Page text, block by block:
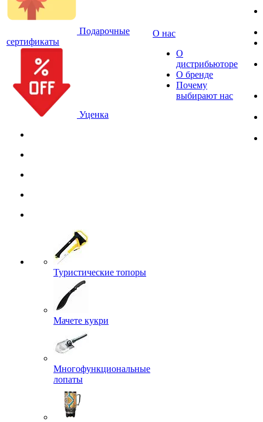
Подарочные
сертификаты
Уценка
Туристические топоры
Мачете кукри
Многофункциональные
лопаты
О нас
О
дистрибьюторе
О бренде
Почему
выбирают нас